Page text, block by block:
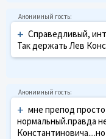
+ Справедливый,
Так держать Лев
+ мне препод
нормальный.правда